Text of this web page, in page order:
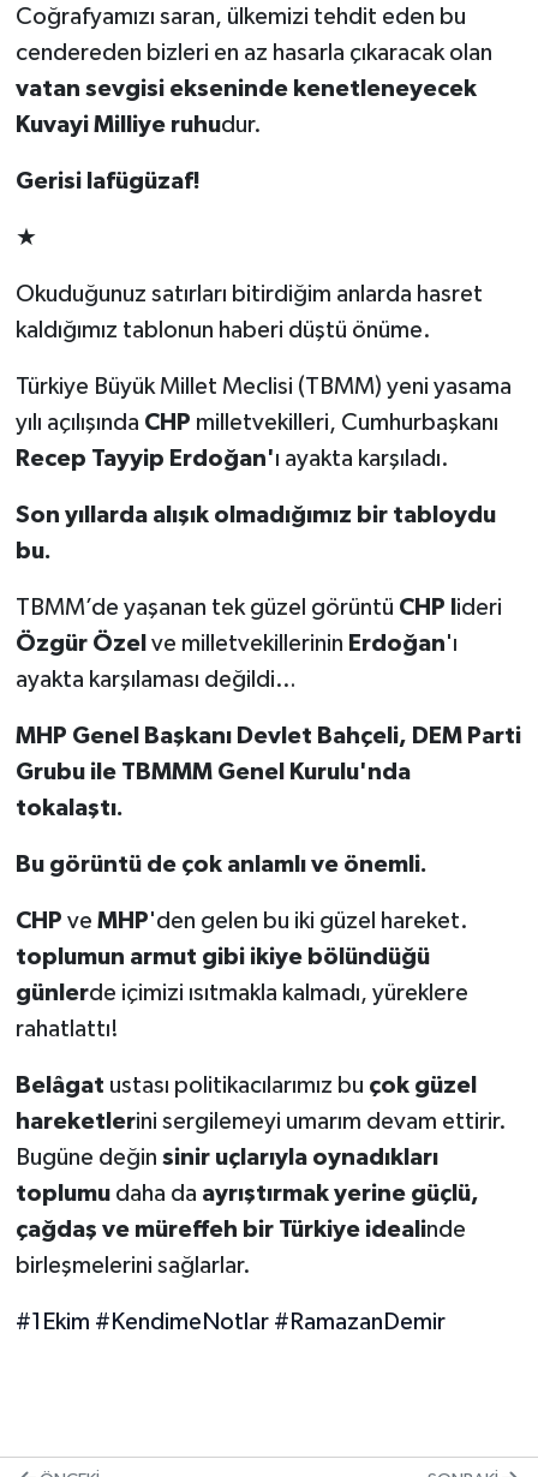
Coğrafyamızı saran, ülkemizi tehdit eden bu
cendereden bizleri en az hasarla çıkaracak olan
vatan sevgisi ekseninde kenetleneyecek
Kuvayi Milliye ruhudur.
Gerisi lafügüzaf!
★
Okuduğunuz satırları bitirdiğim anlarda hasret
kaldığımız tablonun haberi düştü önüme.
Türkiye Büyük Millet Meclisi (TBMM) yeni yasama
yılı açılışında CHP milletvekilleri, Cumhurbaşkanı
Recep Tayyip Erdoğan'ı ayakta karşıladı.
Son yıllarda alışık olmadığımız bir tabloydu
bu.
TBMM’de yaşanan tek güzel görüntü CHP l ideri
Özgür Özel ve milletvekillerinin Erdoğan'ı
ayakta karşılaması değildi…
MHP Genel Başkanı Devlet Bahçeli, DEM Parti
Grubu ile TBMMM Genel Kurulu'nda
tokalaştı.
Bu görüntü de çok anlamlı ve önemli.
CHP ve MHP'den gelen bu iki güzel hareket.
toplumun armut gibi ikiye bölündüğü
günlerde içimizi ısıtmakla kalmadı, yüreklere
rahatlattı!
Belâgat ustası politikacılarımız bu çok güzel
hareketlerini sergilemeyi umarım devam ettirir.
Bugüne değin sinir uçlarıyla oynadıkları
toplumudaha da ayrıştırmak yerine güçlü,
çağdaş ve müreffeh bir Türkiye idealinde
birleşmelerini sağlarlar.
#1Ekim #KendimeNotlar #RamazanDemir